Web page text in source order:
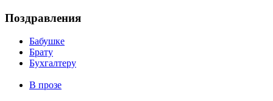
Поздравления
Бабушке
Брату
Бухгалтеру
В прозе